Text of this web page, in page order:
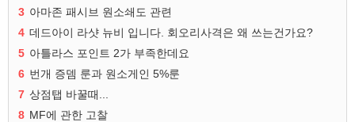
3 아마존 패시브 원소쇄도 관련
4 데드아이 라샷 뉴비 입니다. 회오리사격은 왜 쓰는건가요?
5 아틀라스 포인트 2가 부족한데요
6 번개 증뎀 룬과 원소게인 5%룬
7 상점탭 바꿀때...
8 MF에 관한 고찰